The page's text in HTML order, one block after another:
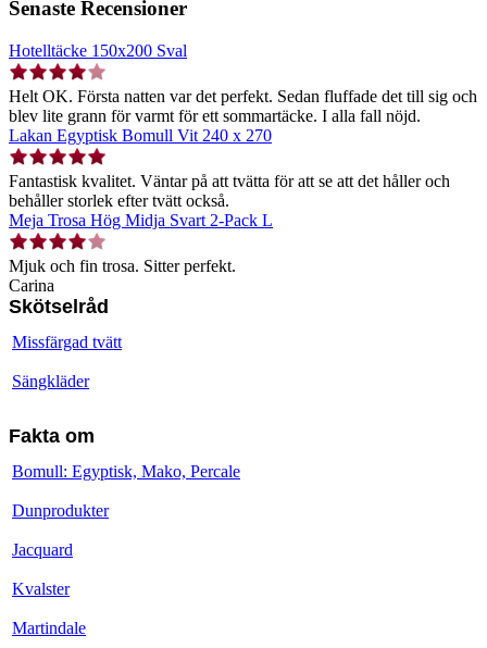
Senaste Recensioner
Hotelltäcke 150x200 Sval
Helt OK. Första natten var det perfekt. Sedan fluffade det till sig och
blev lite grann för varmt för ett sommartäcke. I alla fall nöjd.
Lakan Egyptisk Bomull Vit 240 x 270
Fantastisk kvalitet. Väntar på att tvätta för att se att det håller och
behåller storlek efter tvätt också.
Meja Trosa Hög Midja Svart 2-Pack L
Mjuk och fin trosa. Sitter perfekt.
Carina
Skötselråd
Missfärgad tvätt
Sängkläder
Fakta om
Bomull: Egyptisk, Mako, Percale
Dunprodukter
Jacquard
Kvalster
Martindale